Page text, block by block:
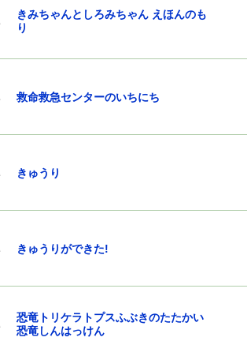
きみちゃんとしろみちゃん えほんのも
り
救命救急センターのいちにち
きゅうり
きゅうりができた!
恐竜トリケラトプスふぶきのたたかい
恐竜しんはっけん